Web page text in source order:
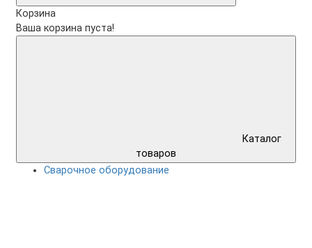
Корзина
Ваша корзина пуста!
Каталог
товаров
Сварочное оборудование